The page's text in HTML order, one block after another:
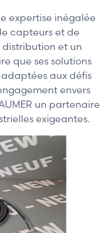
expertise inégalée
capteurs et de
distribution et un
que ses solutions
aux défis
envers
un partenaire
exigeantes.